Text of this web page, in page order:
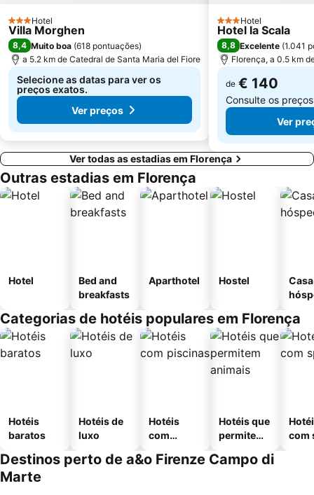
La Certosa di Firenze
Piazza del Comune
3 Estrelas
Hotel
Villa Morghen
8,4 Muito boa (618 pontuações)
a 5.2 km de Catedral de Santa Maria del Fiore
Selecione as datas para ver os
preços exatos.
Ver preços
3 Estrelas
Hotel
Hotel la Scala
8,8 Excelente (1.041
Florença, a 0.5 km
de € 140
Consulte os
Ver
Ver todas as estadias em Florença
Outras estadias em Florença
Hotel
Bed and
breakfasts
Aparthotel Hostel
Categorias de hotéis populares em Florença
Hotéis
baratos
Hotéis de
luxo
Hotéis
com
Hotéis que
permitem
com
Destinos perto de a&o Firenze Campo di
Marte